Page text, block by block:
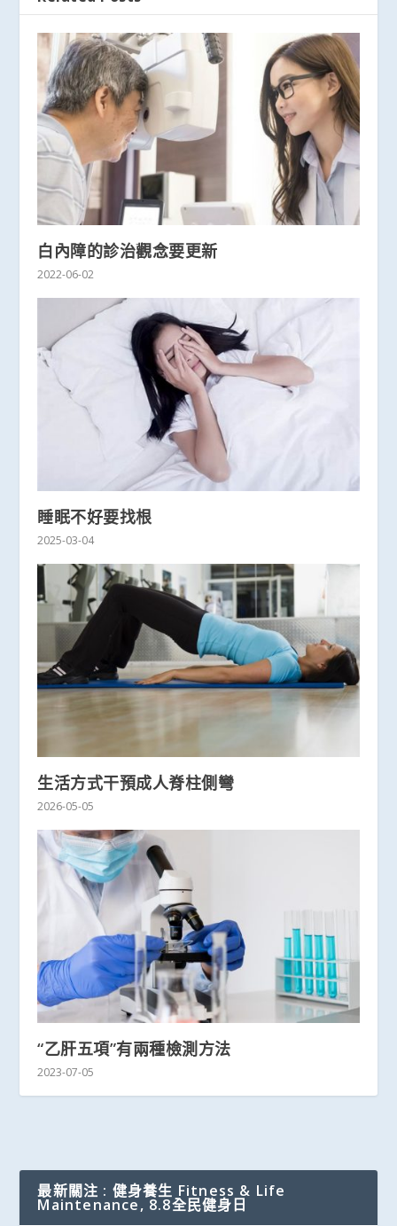
白內障的診治觀念要更新
2022-06-02
睡眠不好要找根
2025-03-04
生活方式干預成人脊柱側彎
2026-05-05
“乙肝五項”有兩種檢測方法
2023-07-05
最新關注 : 健身養生 Fitness & Life
Maintenance, 8.8全民健身日